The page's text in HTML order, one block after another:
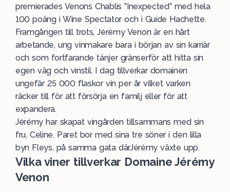
premierades Venons Chablis ”Inexpected” med hela
100 poäng i Wine Spectator och i Guide Hachette.
Framgången till trots, Jérémy Venon är en hårt
arbetande, ung vinmakare bara i början av sin karriär
och som fortfarande tänjer gränserför att hitta sin
egen väg och vinstil. I dag tillverkar domainen
ungefär 25 000 flaskor vin per år vilket varken
räcker till för att försörja en familj eller för att
expandera.
Jérémy har skapat vingården tillsammans med sin
fru, Celine. Paret bor med sina tre söner i den lilla
byn Fleys, på samma gata därJérémy växte upp.
Vilka viner tillverkar Domaine Jérémy
Venon